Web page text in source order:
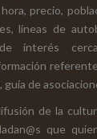
precio,
líneas de
interés
guía de
de la
que